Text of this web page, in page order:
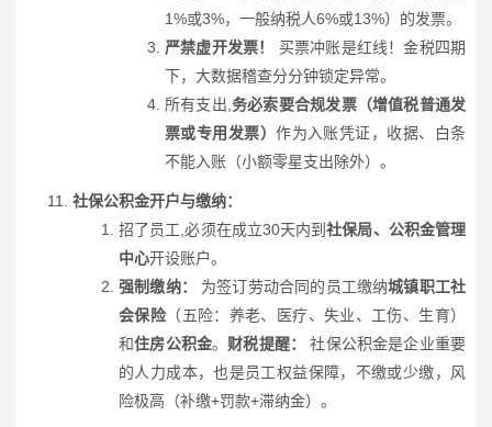
1%或3%，一般纳税人6%或13%）的发票。
严禁虚开发票！
买票冲账是红线！金税四期
下，大数据稽查分分钟锁定异常。
所有支出, 务必索要合规发票（增值税普通发
票或专用发票）作为入账凭证，收据、白条
不能入账（小额零星支出除外）。
社保公积金开户与缴纳：
招了员工,必须在成立30天内到社保局、公积金管理
中心开设账户。
强制缴纳：
为签订劳动合同的员工缴纳城镇职工社
会保险 （五险：养老、医疗、失业、工伤、生育）
和住房公积金。 财税提醒：
社保公积金是企业重要
的人力成本，也是员工权益保障，不缴或少缴，风
险极高（补缴+罚款+滞纳金）。